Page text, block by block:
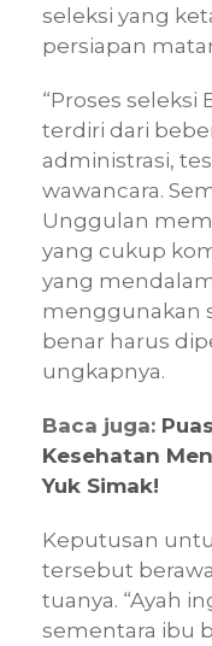
seleksi yang
persiapan
“Proses seleksi
terdiri dari
administrasi,
wawancara.
Unggulan
yang cukup
yang
menggunakan
benar harus
ungkapnya.
Baca juga:
Kesehatan
Yuk Simak!
Keputusan
tersebut
tuanya. “Ayah
sementara ibu